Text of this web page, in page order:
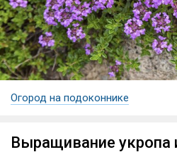
Огород на подоконнике
Выращивание укропа